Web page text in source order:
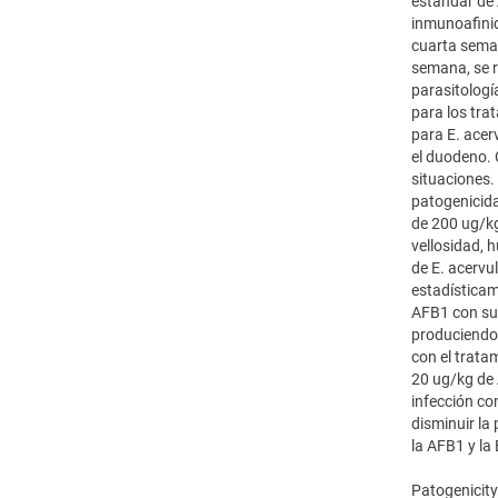
cuarta
semana, se
para los
para E.
el duodeno.
situaciones.
de 200 ug/
vellosidad,
de E.
AFB1 con
con el
20 ug/kg de
infección
disminuir la
la AFB1 y